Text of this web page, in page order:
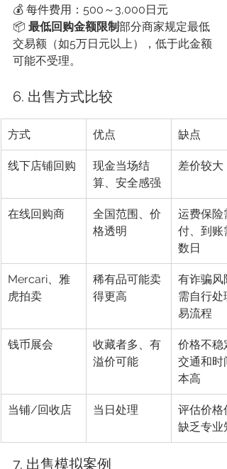
💰 每件费用：500～3,000日元
📦 最低回购金额限制部分商家规定最低
交易额（如5万日元以上），低于此金额
可能不受理。
6. 出售方式比较
方式 优点 缺点
线下店铺回购
现金当场结
算、安全感强
差价较大
在线回购商
全国范围、价
格透明
运费保险
付、到账
数日
Mercari、雅
虎拍卖
稀有品可能卖
得更高
有诈骗风
需自行处
易流程
钱币展会
收藏者多、有
溢价可能
价格不稳
交通和时
本高
当铺/回收店 当日处理
评估价格
缺乏专业
7. 出售模拟案例